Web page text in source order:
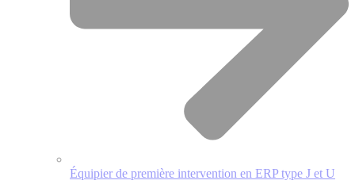
Équipier de première intervention en ERP type J et U